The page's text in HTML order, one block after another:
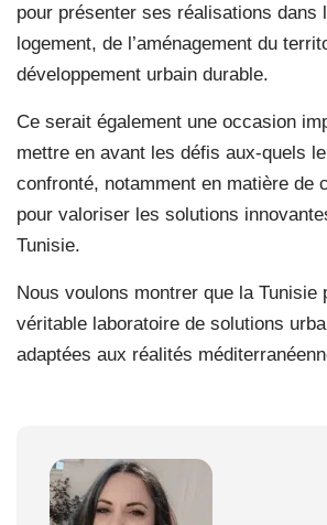
pour présenter ses réalisations dans
logement, de l’aménagement du
développement urbain durable.
Ce serait également une occasion
mettre en avant les défis aux-quels
confronté, notamment en matière de
pour valoriser les solutions
Tunisie.
Nous voulons montrer que la Tunisie
véritable laboratoire de solutions
adaptées aux réalités